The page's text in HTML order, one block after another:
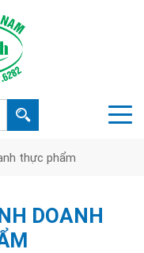
thực phẩm
DOANH